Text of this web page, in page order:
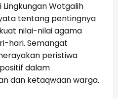
Lingkungan Wotgalih
tentang pentingnya
nilai-nilai agama
hari. Semangat
peristiwa
dalam
dan ketaqwaan warga.